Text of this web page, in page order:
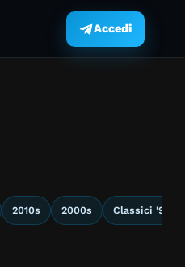
Accedi
2010s 2000s Classici '90